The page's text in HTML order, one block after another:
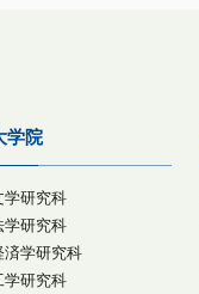
学院
学研究科
学研究科
済学研究科
学研究科